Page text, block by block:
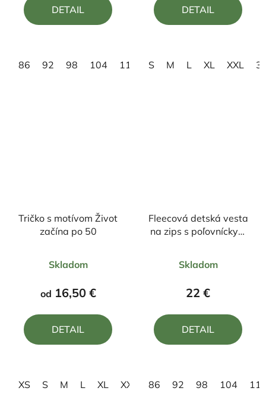
z
DETAIL
86 92 98 104 110 116 122 128 134
z
DETAIL
S M L XL XXL
Tričko s motívom Život
začína po 50
hodnotenie
produktu
je
z
Skladom
od 16,50 €
DETAIL
XS S M L XL XXL 3XL 4XL
Fleecová detská vesta
na zips s poľovníckym
hodnotenie
produktu
z
Skladom
22 €
DETAIL
86 92 98 104